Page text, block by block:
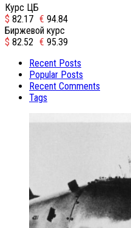
Курс ЦБ
$ 82.17 € 94.84
Биржевой курс
$ 82.52 € 95.39
Recent Posts
Popular Posts
Recent Comments
Tags